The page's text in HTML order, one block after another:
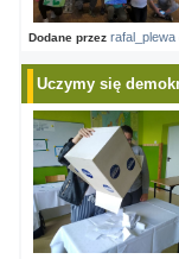
Dodane przez rafal_plewa
Uczymy się